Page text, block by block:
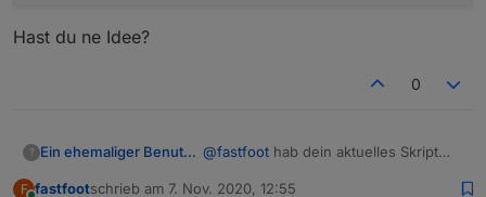
Sortierung nach allen Spalten möglich
ab
Node 14.x !)
In der VIS wurden Filter- und Sortieroptionen
Hast du ne Idee?
0
? Ein ehemaliger Benutzer @fastfoot hab dein aktuelles Skript
Oktober einwandfrei lief.
Jetzt bekomme ich beim ausführen
F fastfootschrieb am 7. Nov. 2020, 12:55